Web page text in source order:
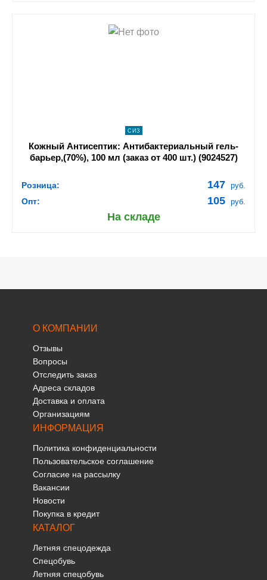
shopping_cart В КОРЗИНУ
СИЗ
Кожный Антисептик: Антибактериальный гель-
барьер,(70%), 100 мл (заказ от 400 шт.) (9024527)
Розница: 147 руб.
Опт: 105 руб.
На складе
О КОМПАНИИ
Отзывы
Вопросы
Отследить заказ
Адреса складов
Доставка и оплата
Организациям
ИНФОРМАЦИЯ
Политика конфиденциальности
Пользовательское соглашение
Согласие на рассылку
Вакансии
Новости
Покупка в кредит
КАТАЛОГ
Летняя спецодежда
Спецобувь
Летняя спецобувь